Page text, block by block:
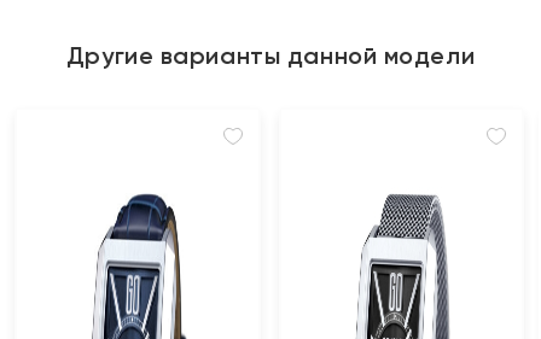
Другие варианты данной модели